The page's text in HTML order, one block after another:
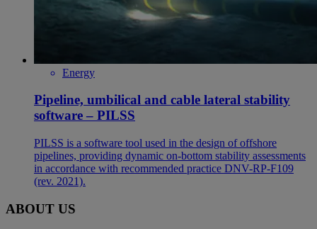
Energy
Pipeline, umbilical and cable lateral stability
software – PILSS
PILSS is a software tool used in the design of offshore
pipelines, providing dynamic on-bottom stability assessments
in accordance with recommended practice DNV-RP-F109
(rev. 2021).
ABOUT US